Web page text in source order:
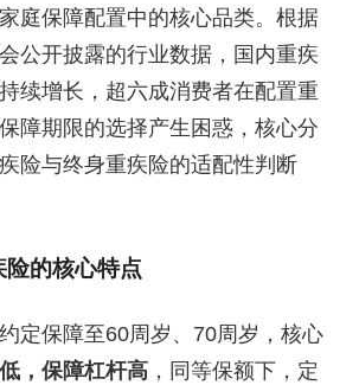
庭保障配置中的核心品类。根据
公开披露的行业数据，国内重疾
续增长，超六成消费者在配置重
障期限的选择产生困惑，核心分
险与终身重疾险的适配性判断
的核心特点
定保障至60周岁、70周岁，核心
，保障杠杆高，同等保额下，定